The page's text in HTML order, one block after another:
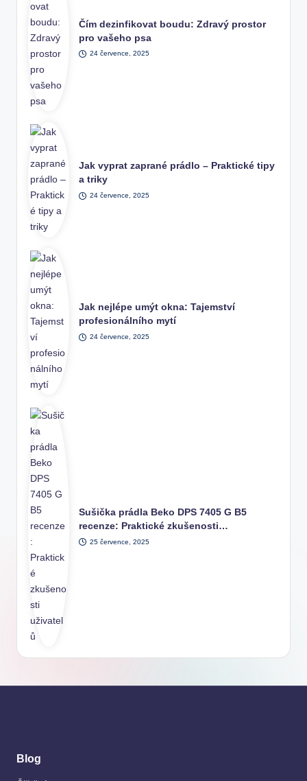
Čím dezinfikovat boudu: Zdravý prostor
pro vašeho psa
24 července, 2025
Jak vyprat zaprané prádlo – Praktické tipy
a triky
24 července, 2025
Jak nejlépe umýt okna: Tajemství
profesionálního mytí
24 července, 2025
Sušička prádla Beko DPS 7405 G B5
recenze: Praktické zkušenosti…
25 července, 2025
Blog